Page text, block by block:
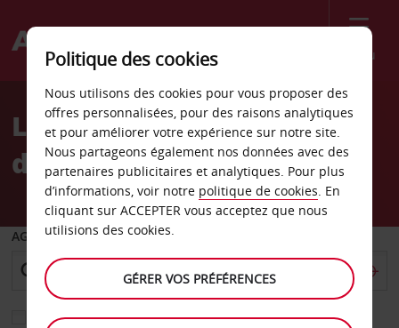
Menu
Welcome
AvisLocation de voiture Gare
de Cluses
AGENCE DE DÉPART
Sélectionnez une autre agence de retour
Politique des cookies
Nous utilisons des cookies pour vous proposer des
offres personnalisées, pour des raisons analytiques
et pour améliorer votre expérience sur notre site.
Nous partageons également nos données avec des
partenaires publicitaires et analytiques. Pour plus
d’informations, voir notre politique de cookies. En
cliquant sur ACCEPTER vous acceptez que nous
utilisions des cookies.
GÉRER VOS PRÉFÉRENCES